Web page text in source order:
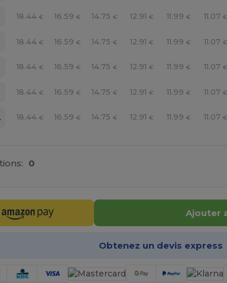
18.44 € 16.59 € 14.75 € 12.91 € 11.99 € 11.07 €
18.44 € 16.59 € 14.75 € 12.91 € 11.99 € 11.07 €
18.44 € 16.59 € 14.75 € 12.91 € 11.99 € 11.07 €
18.44 € 16.59 € 14.75 € 12.91 € 11.99 € 11.07 €
18.44 € 16.59 € 14.75 € 12.91 € 11.99 € 11.07 €
0
Ajouter
Obtenez un devis express